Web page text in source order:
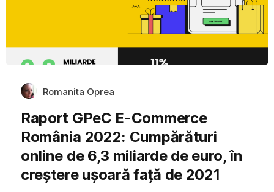
Romanita Oprea
Raport GPeC E-Commerce
România 2022: Cumpărături
online de 6,3 miliarde de euro, în
creștere ușoară față de 2021